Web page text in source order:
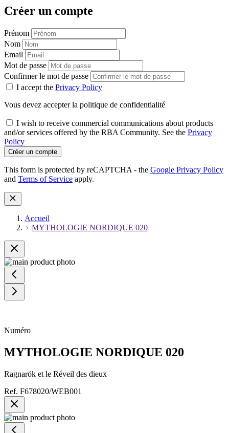
Créer un compte
Prénom
Nom
Email
Mot de passe
Confirmer le mot de passe
I accept the Privacy Policy
Vous devez accepter la politique de confidentialité
I wish to receive commercial communications about products
and/or services offered by the RBA Community. See the Privacy
Policy
Créer un compte
This form is protected by reCAPTCHA - the Google Privacy Policy
and Terms of Service apply.
Accueil
MYTHOLOGIE NORDIQUE 020
Numéro
MYTHOLOGIE NORDIQUE 020
Ragnarök et le Réveil des dieux
Ref. F678020/WEB001